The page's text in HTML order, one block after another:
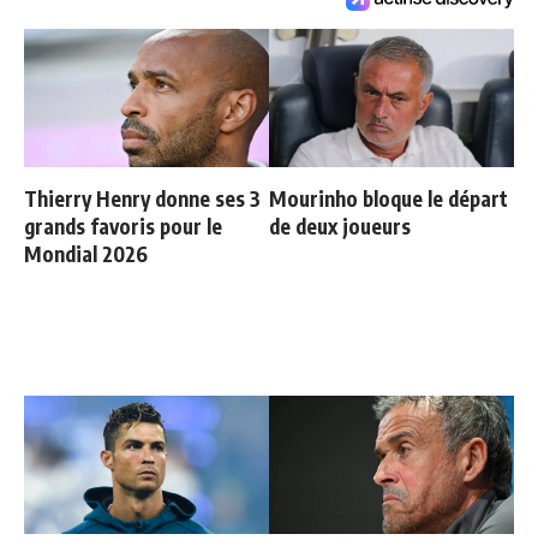
Thierry Henry donne ses 3
grands favoris pour le
Mondial 2026
Mourinho bloque le départ
de deux joueurs